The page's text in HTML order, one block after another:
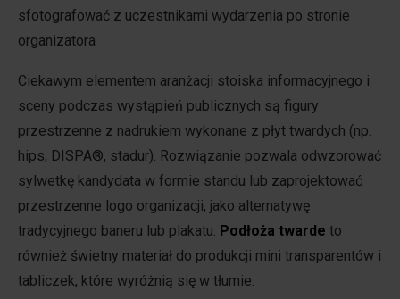
sfotografować z uczestnikami wydarzenia po stronie
organizatora
Ciekawym elementem aranżacji stoiska informacyjnego i
sceny podczas wystąpień publicznych są figury
przestrzenne z nadrukiem wykonane z płyt twardych (np.
hips, DISPA®, stadur). Rozwiązanie pozwala odwzorować
sylwetkę kandydata w formie standu lub zaprojektować
przestrzenne logo organizacji, jako alternatywę
tradycyjnego baneru lub plakatu. Podłoża twarde to
również świetny materiał do produkcji mini transparentów i
tabliczek, które wyróżnią się w tłumie.